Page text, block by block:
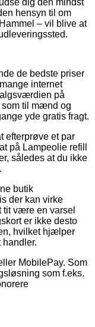
hensyn til om
– vil blive at
de bedste priser
internet
på
som til mænd og
yde gratis fragt.
efterprøve et par
på Lampeolie refill
således at du ikke
butik
der kan virke
være en varsel
er ikke desto
hvilket hjælper
MobilePay. Som
som f.eks.